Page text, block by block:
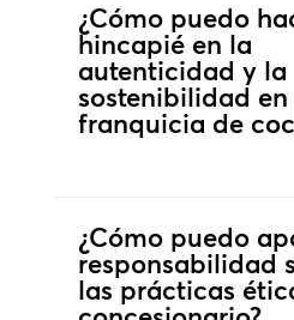
¿Cómo puedo
hincapié en la
autenticidad y la
sostenibilidad
franquicia de
¿Cómo puedo
responsabilidad
las prácticas